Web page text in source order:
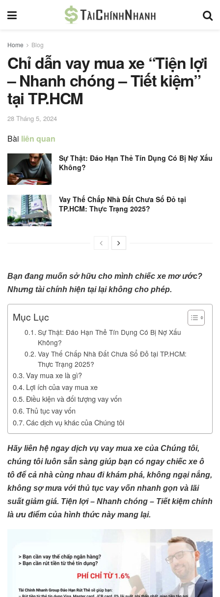
Home Blog
Chỉ dẫn vay mua xe “Tiện lợi
– Nhanh chóng – Tiết kiệm”
tại TP.HCM
28 Tháng 5, 2024
Bài liên quan
Sự Thật: Đáo Hạn Thẻ Tín Dụng Có Bị Nợ Xấu
Không?
Vay Thế Chấp Nhà Đất Chưa Sổ Đỏ tại
TP.HCM: Thực Trạng 2025?
Bạn đang muốn sở hữu cho mình chiếc xe mơ ước?
Nhưng tài chính hiện tại lại không cho phép.
Mục Lục
Sự Thật: Đáo Hạn Thẻ Tín Dụng Có Bị Nợ Xấu
Không?
Vay Thế Chấp Nhà Đất Chưa Sổ Đỏ tại TP.HCM:
Thực Trạng 2025?
Vay mua xe là gì?
Lợi ích của vay mua xe
Điều kiện và đối tượng vay vốn
Thủ tục vay vốn
Các dịch vụ khác của Chúng tôi
Hãy liên hệ ngay dịch vụ vay mua xe của Chúng tôi,
chúng tôi luôn sẵn sàng giúp bạn có ngay chiếc xe ô
tô để cả nhà cùng nhau đi khám phá, không ngại nắng,
không sợ mưa với thủ tục vay vốn nhanh gọn và lãi
suất giảm giá. Tiện lợi – Nhanh chóng – Tiết kiệm chính
là ưu điểm của hình thức này mang lại.